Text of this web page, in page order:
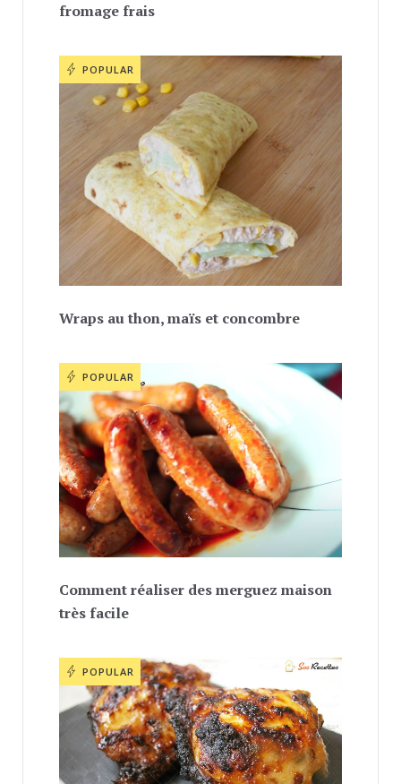
fromage frais
POPULAR
Wraps au thon, maïs et concombre
POPULAR
Comment réaliser des merguez maison
très facile
POPULAR